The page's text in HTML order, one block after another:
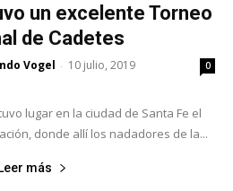
un excelente Torneo
de Cadetes
Vogel - 10 julio, 2019 0
lugar en la ciudad de Santa Fe el
donde allí los nadadores de la...
más